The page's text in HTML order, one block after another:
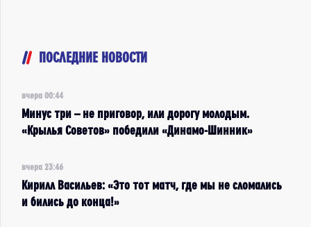
ПОСЛЕДНИЕ НОВОСТИ
вчера 00:44
Минус три – не приговор, или дорогу молодым.
«Крылья Советов» победили «Динамо-Шинник»
вчера 23:46
Кирилл Васильев: «Это тот матч, где мы не сломались
и бились до конца!»